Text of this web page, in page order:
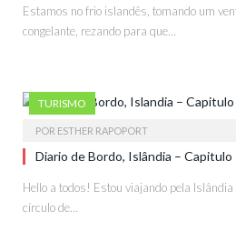
Estamos no frio islandês, tomando um
congelante, rezando para que…
TURISMO
POR ESTHER RAPOPORT
Diario de Bordo, Islândia – Capitulo
Hello a todos! Estou viajando pela
círculo de…